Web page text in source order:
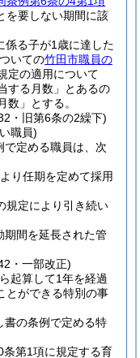
を要しない期間に該
係る子が1歳に達した
いての竹田市職員の
定の適用について
する月数」とあるの
」とする。
・旧第6条の2繰下)
職員)
定める職員は、次
り任期を定めて採用
規定により引き続い
期間を延長された管
・一部改正)
起算して1年を経過
とができる特別の事
書の条例で定める特
第1項に規定する育